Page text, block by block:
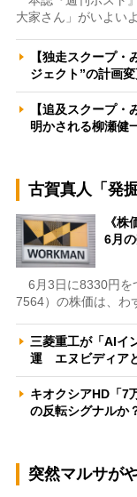
大家さん」がいよい
【独走スクープ
ジェクト”の計画
【追及スクープ
明かされる柳瀬健
古賀真人「発
《
6月
6月3日に8330円を
7564）の株価は、わ
三菱重工が「AIイ
運 エヌビディア
キオクシアHD「7
の反転シグナル
突然マルサが